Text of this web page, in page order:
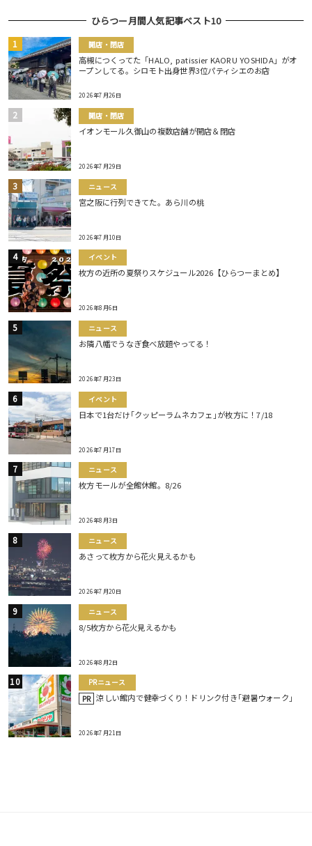
ひらつー月間人気記事ベスト10
開店・閉店
高槻につくってた「HALO, patissier KAORU YOSHIDA」がオ
ープンしてる。シロモト出身世界3位パティシエのお店
2026年7月26日
開店・閉店
イオンモール久御山の複数店舗が開店＆閉店
2026年7月29日
ニュース
宮之阪に行列できてた。あら川の桃
2026年7月10日
イベント
枚方の近所の夏祭りスケジュール2026【ひらつーまとめ】
2026年8月6日
ニュース
お隣八幡でうなぎ食べ放題やってる！
2026年7月23日
イベント
日本で1台だけ｢クッピーラムネカフェ｣が枚方に！7/18
2026年7月17日
ニュース
枚方モールが全館休館。8/26
2026年8月3日
ニュース
あさって枚方から花火見えるかも
2026年7月20日
ニュース
8/5枚方から花火見えるかも
2026年8月2日
PRニュース
PR 涼しい館内で健幸づくり！ドリンク付き｢避暑ウォーク｣
2026年7月21日